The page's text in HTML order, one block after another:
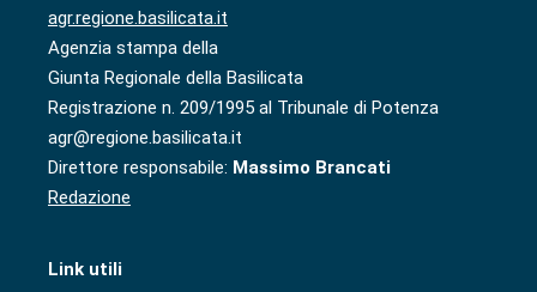
agr.regione.basilicata.it
Agenzia stampa della
Giunta Regionale della Basilicata
Registrazione n. 209/1995 al Tribunale di Potenza
agr@regione.basilicata.it
Direttore responsabile: Massimo Brancati
Redazione
Link utili